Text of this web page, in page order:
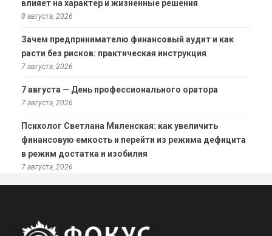
влияет на характер и жизненные решения
8 августа, 2026
Зачем предпринимателю финансовый аудит и как
расти без рисков: практическая инструкция
7 августа, 2026
7 августа — День профессионального оратора
7 августа, 2026
Психолог Светлана Миленская: как увеличить
финансовую емкость и перейти из режима дефицита
в режим достатка и изобилия
7 августа, 2026